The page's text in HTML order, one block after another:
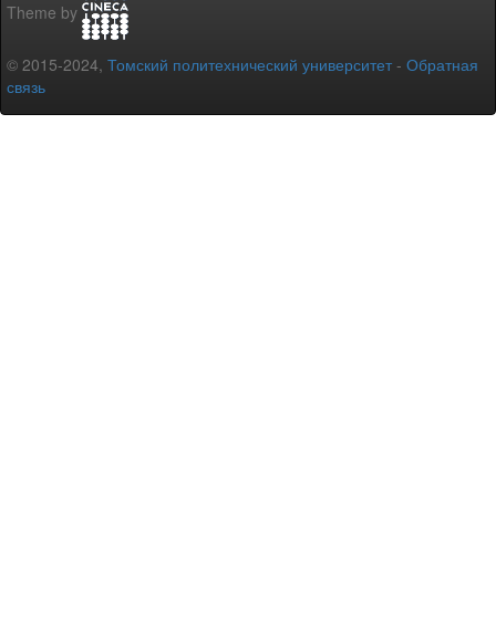
Theme by
© 2015-2024, Томский политехнический университет - Обратная
связь